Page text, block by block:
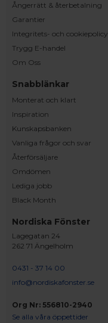
Ångerrätt & återbetalning
Garantier
Integritets- och cookiepolicy
Trygg E-handel
Om Oss
Snabblänkar
Monterat och klart
Inspiration
Kunskapsbanken
Vanliga frågor och svar
Återförsäljare
Omdömen
Lediga jobb
Black Month
Nordiska Fönster
Lagegatan 24
262 71 Ängelholm
0431 - 37 14 00
info@nordiskafonster.se
Org Nr: 556810-2940
Se alla våra öppettider